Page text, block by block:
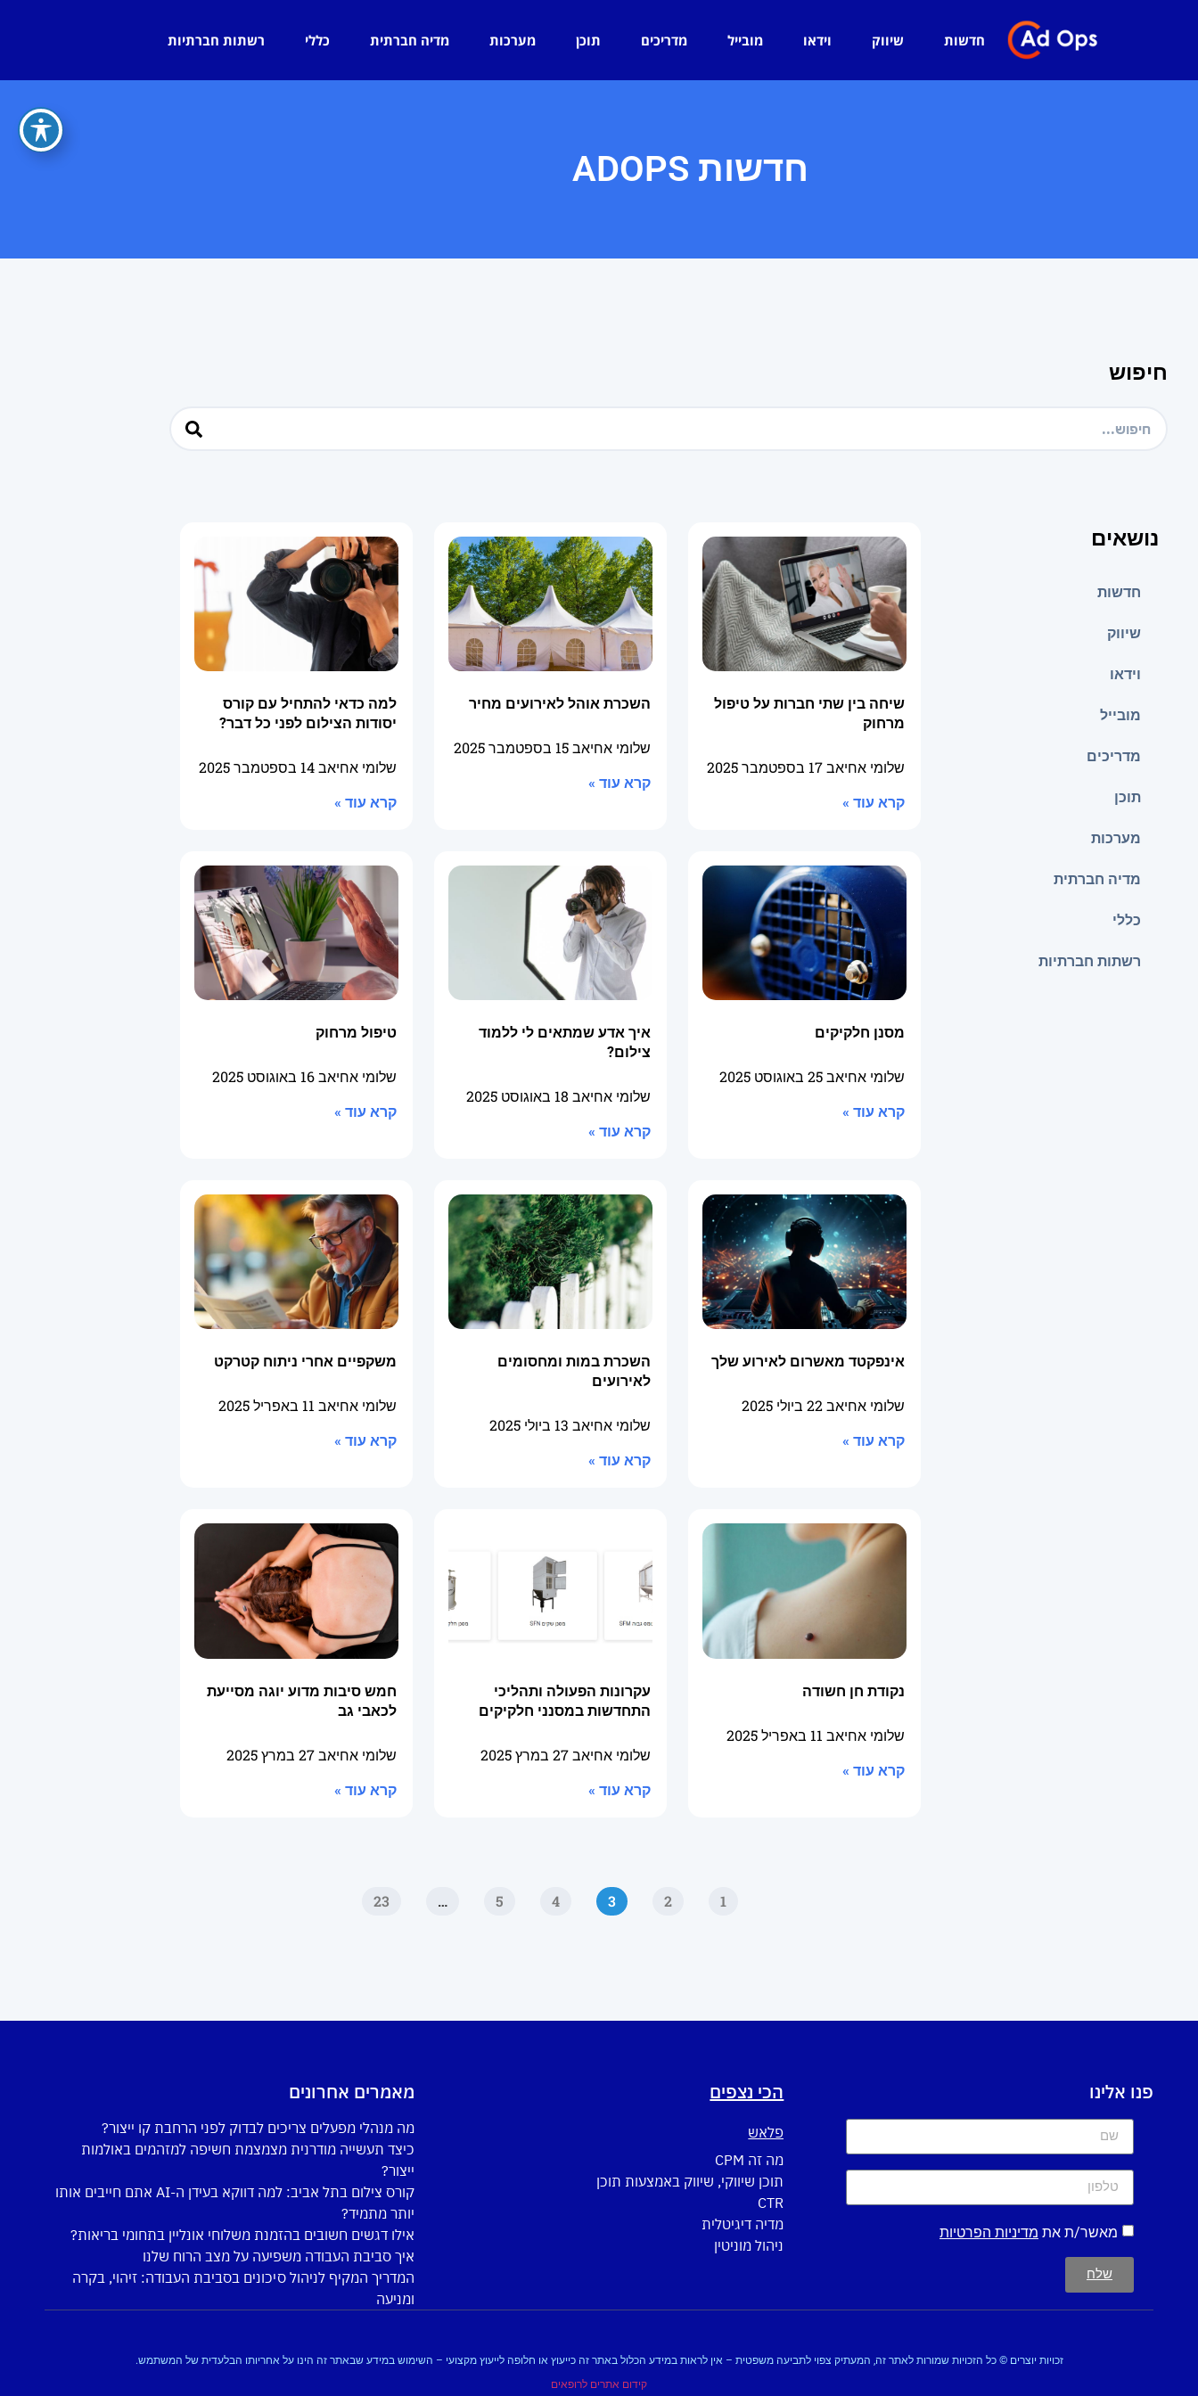
חדשות שיווק וידאו מובייל מדריכים תוכן מערכות מדיה חברתית כללי רשתות חברתיות
חדשות ADOPS
חיפוש
נושאים
חדשות
שיווק
וידאו
מובייל
מדריכים
תוכן
מערכות
מדיה חברתית
כללי
רשתות חברתיות
שיחה בין שתי חברות על טיפול
מרחוק
שלומי אחיאב17 בספטמבר 2025
קרא עוד »
השכרת אוהל לאירועים מחיר
שלומי אחיאב15 בספטמבר 2025
קרא עוד »
למה כדאי להתחיל עם קורס
יסודות הצילום לפני כל דבר?
שלומי אחיאב14 בספטמבר 2025
קרא עוד »
מסנן חלקיקים
שלומי אחיאב25 באוגוסט 2025
קרא עוד »
איך אדע שמתאים לי ללמוד
צילום?
שלומי אחיאב 18 באוגוסט 2025
קרא עוד »
טיפול מרחוק
שלומי אחיאב16 באוגוסט 2025
קרא עוד »
אינפקטד מאשרום לאירוע שלך
שלומי אחיאב22 ביולי 2025
קרא עוד »
השכרת במות ומחסומים
לאירועים
שלומי אחיאב 13 ביולי 2025
קרא עוד »
משקפיים אחרי ניתוח קטרקט
שלומי אחיאב 11 באפריל 2025
קרא עוד »
נקודת חן חשודה
שלומי אחיאב 11 באפריל 2025
קרא עוד »
עקרונות הפעולה ותהליכי
התחדשות במסנני חלקיקים
שלומי אחיאב27 במרץ 2025
קרא עוד »
חמש סיבות מדוע יוגה מסייעת
לכאבי גב
שלומי אחיאב27 במרץ 2025
קרא עוד »
1
2
3
4
5
…
23
פנו אלינו
מאשר/ת את מדיניות הפרטיות
שלח
הכי נצפים
פלאש
מה זה CPM
תוכן שיווקי, שיווק באמצעות תוכן
CTR
מדיה דיגיטלית
ניהול מוניטין
מאמרים אחרונים
מה מנהלי מפעלים צריכים לבדוק לפני הרחבת קו ייצור?
כיצד תעשייה מודרנית מצמצמת חשיפה למזהמים באולמות
ייצור?
קורס צילום בתל אביב: למה דווקא בעידן ה-AI אתם חייבים אותו
יותר מתמיד?
אילו דגשים חשובים בהזמנת משלוחי אונליין בתחומי בריאות?
איך סביבת העבודה משפיעה על מצב הרוח שלנו
המדריך המקיף לניהול סיכונים בסביבת העבודה: זיהוי, בקרה
ומניעה
זכויות יוצרים © כל הזכויות שמורות לאתר זה, המעתיק צפוי לתביעה משפטית – אין לראות במידע הכלול באתר זה כייעוץ או חלופה לייעוץ מקצועי – השימוש במידע שבאתר זה הינו על אחריותו הבלעדית של המשתמש.
קידום אתרים לרופאים